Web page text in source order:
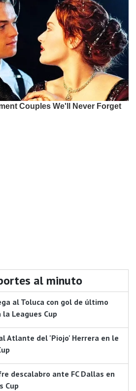
al minuto
al Toluca con gol de último
Leagues Cup
Atlante del 'Piojo' Herrera en le
descalabro ante FC Dallas en
Cup